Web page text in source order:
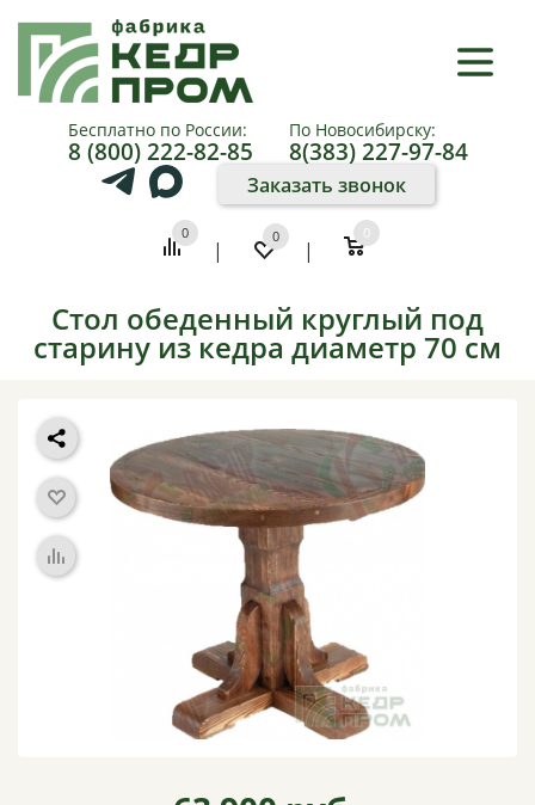
Бесплатно по России:
8 (800) 222-82-85
По Новосибирску:
8(383) 227-97-84
Заказать звонок
0
|
0
|
0
КАТАЛОГ
КОМПАНИИ
КУПИТЬ
ПАРТНЕРАМ
ФОТО
И
ВИДЕО
Стол обеденный круглый под
старину из кедра диаметр 70 см